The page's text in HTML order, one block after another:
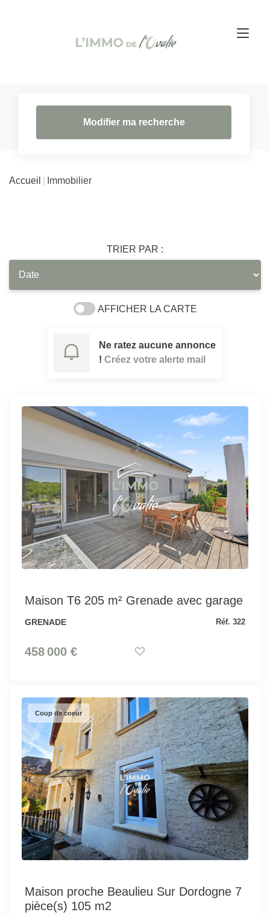
Modifier ma recherche
Accueil Immobilier
TRIER PAR :
AFFICHER LA CARTE
Ne ratez aucune annonce
! Créez votre alerte mail
Maison T6 205 m² Grenade avec garage
GRENADE Réf. 322
458 000 €
Coup de coeur
Maison proche Beaulieu Sur Dordogne 7
pièce(s) 105 m2